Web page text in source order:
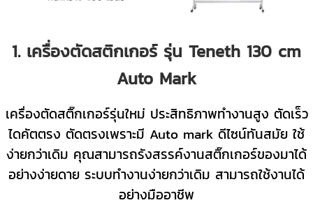
1. เครื่องตัดสติกเกอร์ รุ่น Teneth 130 cm
Auto Mark
เครื่องตัดสติ๊กเกอร์รุ่นใหม่ ประสิทธิภาพทำงานสูง ตัดเร็ว
ไดคัตตรง ตัดตรงเพราะมี Auto mark ดีไซน์ทันสมัย ใช้
ง่ายกว่าเดิม คุณสามารถรังสรรค์งานสติ๊กเกอร์ของมาได้
อย่างง่ายดาย ระบบทำงานง่ายกว่าเดิม สามารถใช้งานได้
อย่างมืออาชีพ